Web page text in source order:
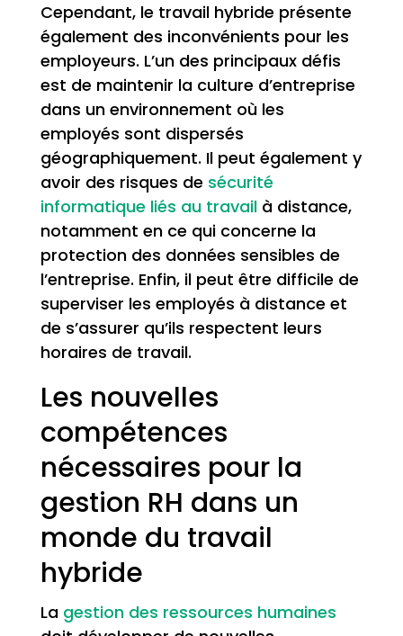
Cependant, le travail hybride présente
également des inconvénients pour les
employeurs. L’un des principaux défis
est de maintenir la culture d’entreprise
dans un environnement où les
employés sont dispersés
géographiquement. Il peut également y
avoir des risques de sécurité
informatique liés au travailà distance,
notamment en ce qui concerne la
protection des données sensibles de
l’entreprise. Enfin, il peut être difficile de
superviser les employés à distance et
de s’assurer qu’ils respectent leurs
horaires de travail.
Les nouvelles
compétences
nécessaires pour la
gestion RH dans un
monde du travail
hybride
La gestion des ressources humaines